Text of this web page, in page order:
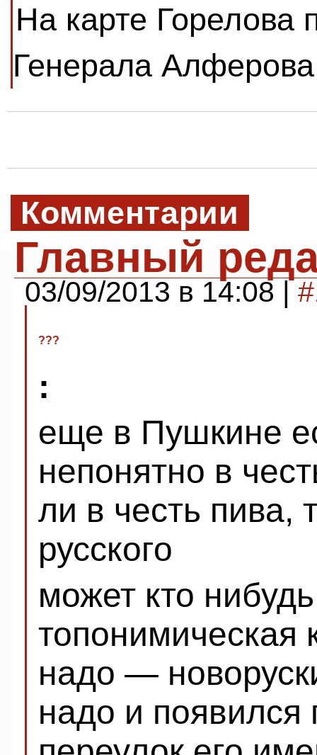
На карте Горелова
Генерала Алферова
Комментарии
Главный
03/09/2013 в 14:08 |
???
:
еще в Пушкине
непонятно в
ли в честь пива,
русского
может кто
топонимическая
надо —
надо и